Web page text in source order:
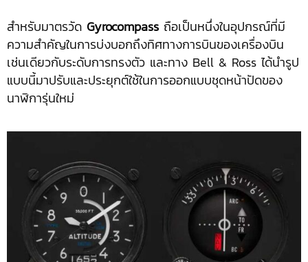
สำหรับมาตรวัด Gyrocompass ถือเป็นหนึ่งในอุปกรณ์ที่มี
ความสำคัญในการบ่งบอกถึงทิศทางการบินของเครื่องบิน
เช่นเดียวกับระดับการทรงตัว และทาง Bell & Ross ได้นำรูป
แบบนี้มาปรับและประยุกต์ใช้ในการออกแบบชุดหน้าปัดของ
นาฬิการุ่นใหม่